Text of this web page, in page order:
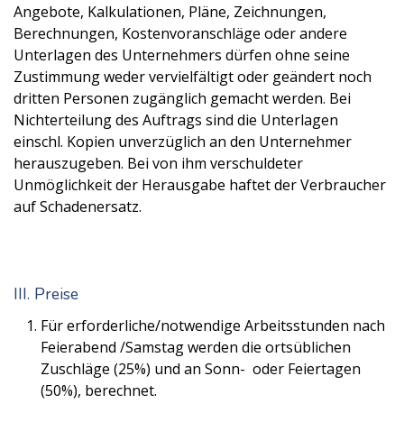
Angebote, Kalkulationen, Pläne, Zeichnungen,
Berechnungen, Kostenvoranschläge oder andere
Unterlagen des Unternehmers dürfen ohne seine
Zustimmung weder vervielfältigt oder geändert noch
dritten Personen zugänglich gemacht werden. Bei
Nichterteilung des Auftrags sind die Unterlagen
einschl. Kopien unverzüglich an den Unternehmer
herauszugeben. Bei von ihm verschuldeter
Unmöglichkeit der Herausgabe haftet der Verbraucher
auf Schadenersatz.
III. Preise
Für erforderliche/notwendige Arbeitsstunden nach
Feierabend /Samstag werden die ortsüblichen
Zuschläge (25%) und an Sonn- oder Feiertagen
(50%), berechnet.